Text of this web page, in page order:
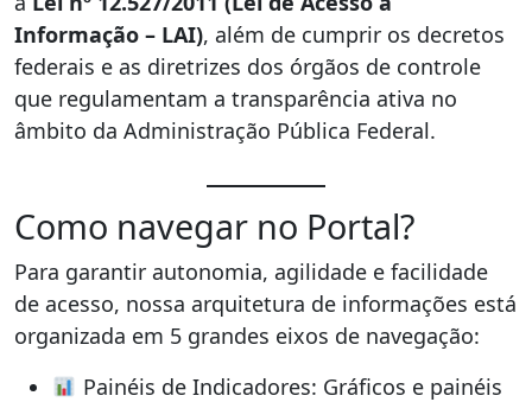
Informação – LAI), além de cumprir os decretos
federais e as diretrizes dos órgãos de controle
que regulamentam a transparência ativa no
âmbito da Administração Pública Federal.
Como navegar no Portal?
Para garantir autonomia, agilidade e facilidade
de acesso, nossa arquitetura de informações está
organizada em 5 grandes eixos de navegação:
Painéis de Indicadores: Gráficos e painéis